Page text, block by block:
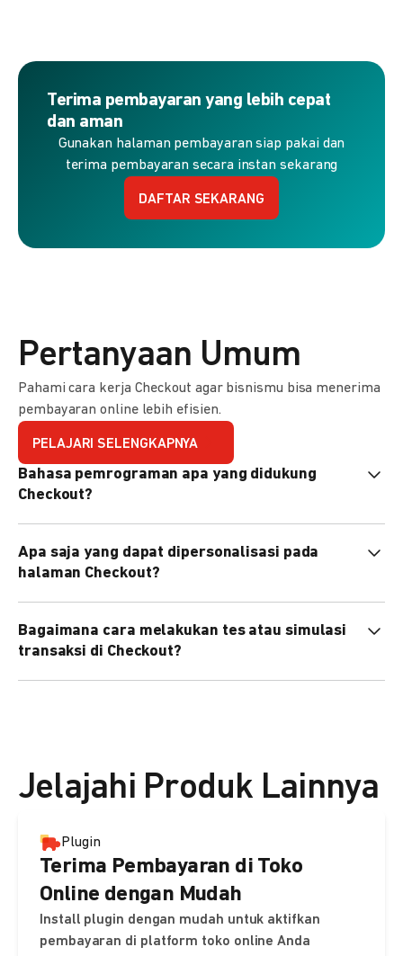
Terima pembayaran yang lebih cepat
dan aman
Gunakan halaman pembayaran siap pakai dan
terima pembayaran secara instan sekarang
DAFTAR SEKARANG
Pertanyaan Umum
Pahami cara kerja Checkout agar bisnismu bisa menerima
pembayaran online lebih efisien.
PELAJARI SELENGKAPNYA
Bahasa pemrograman apa yang didukung
Checkout?
PHP, Node.js, Go, dll).
Apa saja yang dapat dipersonalisasi pada
halaman Checkout?
preferensi bahasa, dan urutan metode pembayaran sesuai
kebutuhan brand Anda.
Bagaimana cara melakukan tes atau simulasi
transaksi di Checkout?
Jelajahi Produk Lainnya
Plugin
Terima Pembayaran di Toko
Online dengan Mudah
Install plugin dengan mudah untuk aktifkan
pembayaran di platform toko online Anda